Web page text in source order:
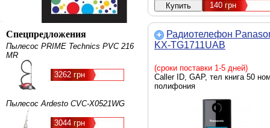
Спецпредложения
Пылесос PRIME Technics PVC 216
MR
3262 грн
Пылесос Ardesto CVC-X0521WG
3044 грн
140грн
Радиотелефон
KX-TG1711UAB
(сроки поставки 1-5 дней)
Caller ID, GAP, тел книга 50
полифония